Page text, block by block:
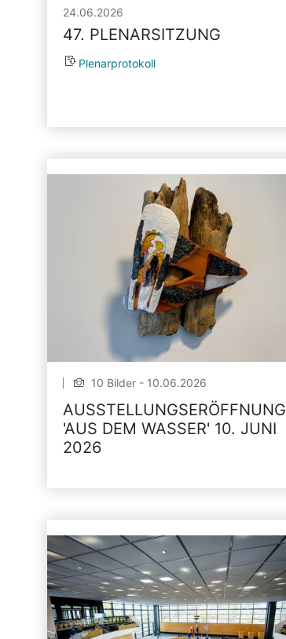
24.06.2026
47. PLENARSITZUNG
Plenarprotokoll
10 Bilder - 10.06.2026
AUSSTELLUNGSERÖFFNUNG
'AUS DEM WASSER' 10. JUNI
2026